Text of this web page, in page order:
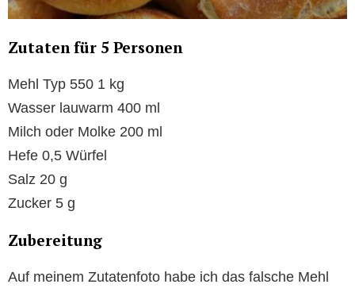
Zutaten für 5 Personen
Mehl Typ 550 1 kg
Wasser lauwarm 400 ml
Milch oder Molke 200 ml
Hefe 0,5 Würfel
Salz 20 g
Zucker 5 g
Zubereitung
Auf meinem Zutatenfoto habe ich das falsche Mehl